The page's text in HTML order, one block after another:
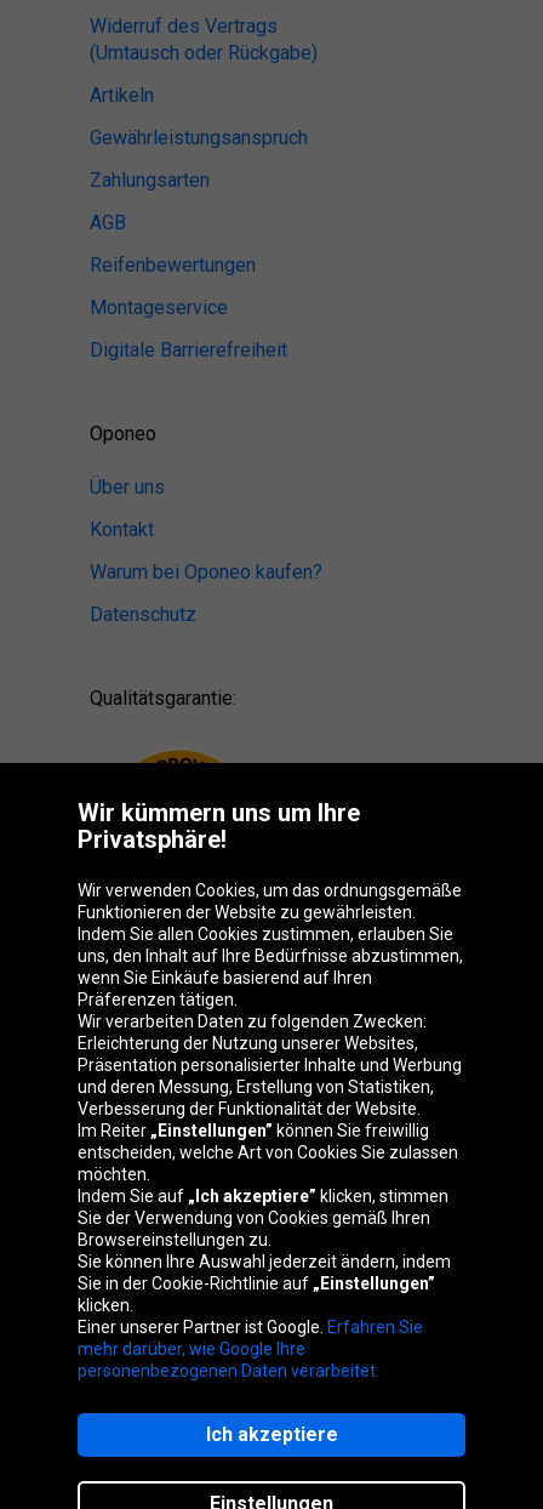
Widerruf des Vertrags
(Umtausch oder Rückgabe)
Artikeln
Gewährleistungsanspruch
Zahlungsarten
AGB
Reifenbewertungen
Montageservice
Digitale Barrierefreiheit
Oponeo
Über uns
Kontakt
Warum bei Oponeo kaufen?
Datenschutz
Qualitätsgarantie:
Oponeo-Gruppe
Belgique
Česká
republika
Deutschland Éire
España France Italia Magyarország
Nederland Polska
Slovenská
republika
United
Website-Karte
Wir kümmern uns um Ihre
Privatsphäre!
Wir verwenden Cookies, um das ordnungsgemäße
Funktionieren der Website zu gewährleisten.
Indem Sie allen Cookies zustimmen, erlauben Sie
uns, den Inhalt auf Ihre Bedürfnisse abzustimmen,
wenn Sie Einkäufe basierend auf Ihren
Präferenzen tätigen.
Wir verarbeiten Daten zu folgenden Zwecken:
Erleichterung der Nutzung unserer Websites,
Präsentation personalisierter Inhalte und Werbung
und deren Messung, Erstellung von Statistiken,
Verbesserung der Funktionalität der Website.
Im Reiter „Einstellungen” können Sie freiwillig
entscheiden, welche Art von Cookies Sie zulassen
möchten.
Indem Sie auf „Ich akzeptiere” klicken, stimmen
Sie der Verwendung von Cookies gemäß Ihren
Browsereinstellungen zu.
Sie können Ihre Auswahl jederzeit ändern, indem
Sie in der Cookie-Richtlinie auf „Einstellungen”
klicken.
Einer unserer Partner ist Google. Erfahren Sie
mehr darüber, wie Google Ihre
personenbezogenen Daten verarbeitet.
Einstellungen
Ich akzeptiere